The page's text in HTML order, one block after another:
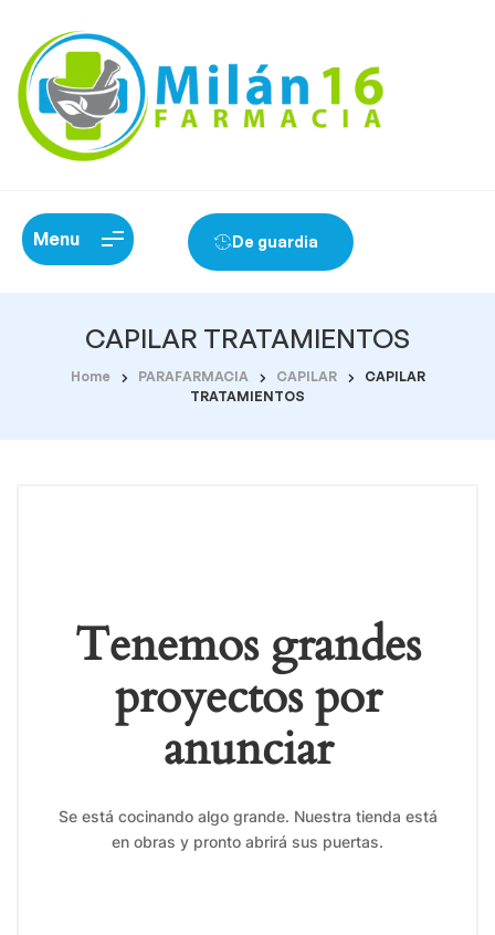
Menu De guardia
CAPILAR TRATAMIENTOS
Home PARAFARMACIA CAPILAR
CAPILAR
TRATAMIENTOS
Tenemos grandes
proyectos por
anunciar
Se está cocinando algo grande. Nuestra tienda está
en obras y pronto abrirá sus puertas.